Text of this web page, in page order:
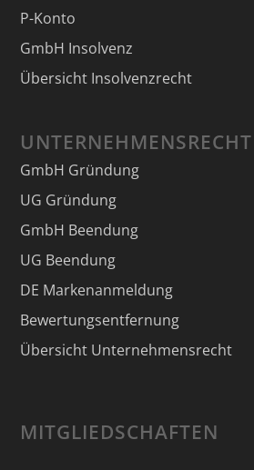
P-Konto
GmbH Insolvenz
Übersicht Insolvenzrecht
UNTERNEHMENSRECHT
GmbH Gründung
UG Gründung
GmbH Beendung
UG Beendung
DE Markenanmeldung
Bewertungsentfernung
Übersicht Unternehmensrecht
MITGLIEDSCHAFTEN